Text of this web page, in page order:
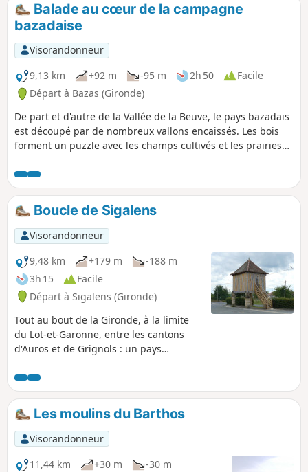
Balade au cœur de la campagne
bazadaise
Visorandonneur
9,13 km
+92 m -95 m 2h 50
Facile
Départ à Bazas (Gironde)
De part et d'autre de la Vallée de la Beuve, le pays bazadais
est découpé par de nombreux vallons encaissés. Les bois
forment un puzzle avec les champs cultivés et les prairies
moutons donnent vie. Cette belle balade vous conduira sur
les petites routes et les chemins forestiers du bazadais.
Boucle de Sigalens
Visorandonneur
9,48 km
+179 m
-188 m
3h 15
Facile
Départ à Sigalens (Gironde)
Tout au bout de la Gironde, à la limite
du Lot-et-Garonne, entre les cantons
d'Auros et de Grignols : un pays
fréquenté. À découvrir ... sauf en
octobre et novembre en période de
chasse à la palombe.
Les moulins du Barthos
Visorandonneur
11,44 km
+30 m
-30 m